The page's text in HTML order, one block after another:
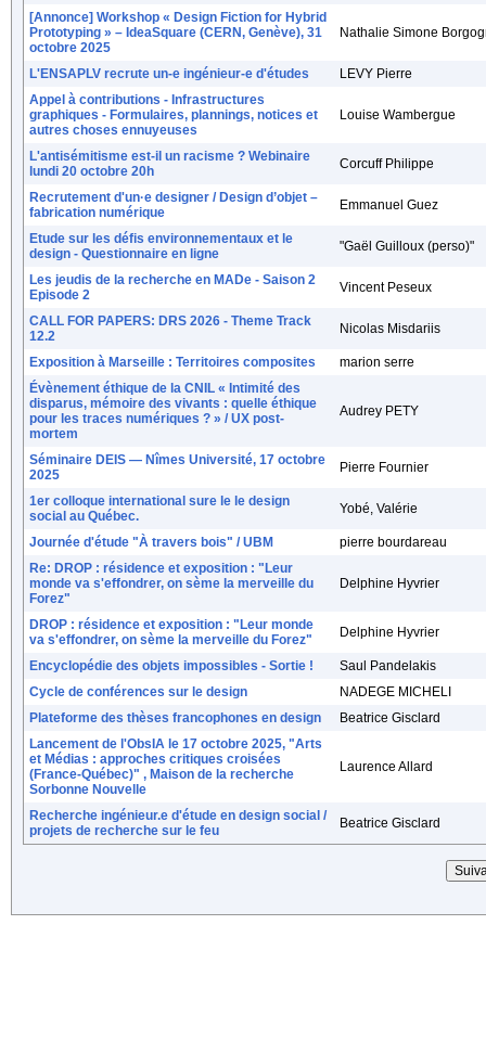
[Annonce] Workshop « Design Fiction for Hybrid
Prototyping » – IdeaSquare (CERN, Genève), 31
octobre 2025
Nathalie Simone
L'ENSAPLV recrute un-e ingénieur-e d'études
LEVY Pierre
Appel à contributions - Infrastructures
graphiques - Formulaires, plannings, notices et
autres choses ennuyeuses
Louise Wambergue
L'antisémitisme est-il un racisme ? Webinaire
lundi 20 octobre 20h
Corcuff Philippe
Recrutement d'un·e designer / Design d’objet –
fabrication numérique
Emmanuel Guez
Etude sur les défis environnementaux et le
design - Questionnaire en ligne
"Gaël Guilloux (perso)"
Les jeudis de la recherche en MADe - Saison 2
Episode 2
Vincent Peseux
CALL FOR PAPERS: DRS 2026 - Theme Track
12.2
Nicolas Misdariis
Exposition à Marseille : Territoires composites
marion serre
Évènement éthique de la CNIL « Intimité des
disparus, mémoire des vivants : quelle éthique
pour les traces numériques ? » / UX post-
mortem
Audrey PETY
Séminaire DEIS — Nîmes Université, 17 octobre
2025
Pierre Fournier
1er colloque international sure le le design
social au Québec.
Yobé, Valérie
Journée d'étude "À travers bois" / UBM
pierre bourdareau
Re: DROP : résidence et exposition : "Leur
monde va s'effondrer, on sème la merveille du
Forez"
Delphine Hyvrier
DROP : résidence et exposition : "Leur monde
va s'effondrer, on sème la merveille du Forez"
Delphine Hyvrier
Encyclopédie des objets impossibles - Sortie !
Saul Pandelakis
Cycle de conférences sur le design
NADEGE MICHELI
Plateforme des thèses francophones en design
Beatrice Gisclard
Lancement de l'ObsIA le 17 octobre 2025, "Arts
et Médias : approches critiques croisées
(France-Québec)" , Maison de la recherche
Sorbonne Nouvelle
Laurence Allard
Recherche ingénieur.e d'étude en design social /
projets de recherche sur le feu
Beatrice Gisclard